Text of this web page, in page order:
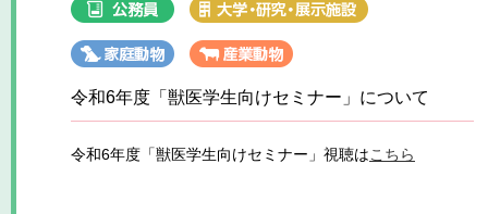
令和6年度「獣医学生向けセミナー」について
令和6年度「獣医学生向けセミナー」視聴はこちら